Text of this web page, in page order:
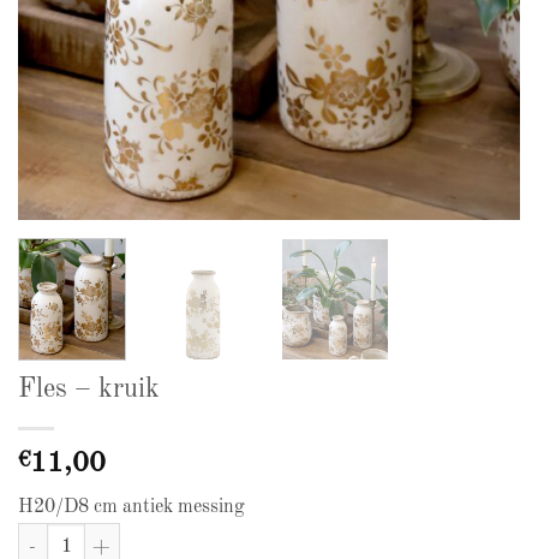
Fles – kruik
€11,00
H20/D8 cm antiek messing
Fles - kruik aantal